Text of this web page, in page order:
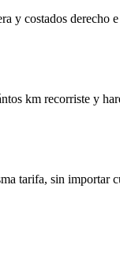
y costados derecho
km recorriste y
tarifa, sin importar